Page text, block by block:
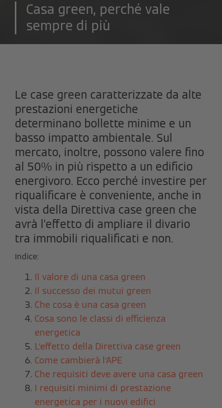
Casa green, perché vale
sempre di più
Le case green caratterizzate da alte
prestazioni energetiche
determinano bollette minime e un
basso impatto ambientale. Sul
mercato, inoltre, possono valere fino
al 50% in più rispetto a un edificio
energivoro. Ecco perché investire per
riqualificare è conveniente, anche in
vista della Direttiva case green che
avrà l’effetto di ampliare il divario
tra immobili riqualificati e non.
Indice:
Il valore di una casa green
Il successo dei mutui green
Che cosa è una casa green
Cosa sono le classi di efficienza
energetica
L’effetto della Direttiva case green
Come cambierà l’APE
Che requisiti deve avere una casa green
I requisiti minimi di prestazione
energetica per i nuovi edifici